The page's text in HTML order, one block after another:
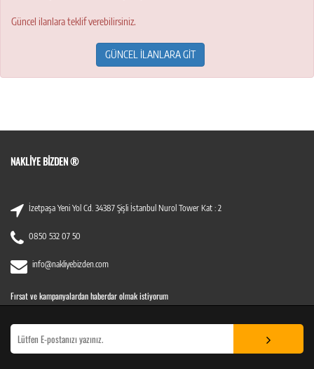
Güncel ilanlara teklif verebilirsiniz.
GÜNCEL İLANLARA GİT
NAKLIYE BIZDEN ®
İzetpaşa Yeni Yol Cd. 34387 Şişli İstanbul Nurol Tower Kat : 2
0850 532 07 50
info@nakliyebizden.com
Fırsat ve kampanyalardan haberdar olmak istiyorum